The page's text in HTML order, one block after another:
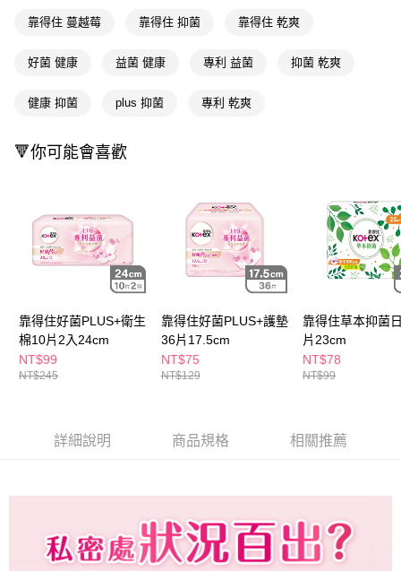
【「AFTEE先享後付」結帳流程】
結帳頁面，進行簡訊認證並確認金額後，即可完成結帳。
３．收到繳費通知簡訊後14天內，點擊此簡訊中的連結，可透過四大超商／
ATM／網路銀行／等多元方式進行付款，方視為交易完成。
購買商品的店家。未經商家同意取消之訂單仍視為有效，需透過AFTEE先享
後付繳納相關費用。
https://netprotections.freshdesk.com/support/home
【注意事項】
１．透過由恩沛科技股份有限公司提供之「AFTEE先享後付」服務完成之交
易，需依本服務之必要範圍內提供個人資料，並將交易相關給付款項請求債
權轉讓予恩沛科技股份有限公司。
https://aftee.tw/terms/#terms3
３．未成年的使用者請事先徵得法定代理人或監護人之同意方可使用
「AFTEE先享後付」，若未經同意申辦者引起之損失，本公司不負相關責
任。
５．嚴禁一人註冊多個帳號或使用他人資訊註冊。若發現惡意使用之情形，
恩沛科技股份有限公司將有權停止該用戶之使用額度並採取法律行動。
每筆NT$65，滿NT$390(含以上)免運費
付款後全家取貨
每筆NT$65，滿NT$490(含以上)免運費
每筆NT$65，滿NT$490(含以上)免運費
7-11取貨付款
每筆NT$65，滿NT$490(含以上)免運費
每筆NT$65，滿NT$490(含以上)免運費
宅配(本島)
每筆NT$100，滿NT$790(含以上)免運費
每筆NT$80，滿NT$290(含以上)免運費
靠得住 蔓越莓 靠得住 抑菌 靠得住 乾爽
好菌 健康 益菌 健康 專利 益菌 抑菌 乾爽
健康 抑菌 plus 抑菌 專利 乾爽
🔻你可能會喜歡
靠得住好菌PLUS+衛生
棉10片2入24cm
NT$99
NT$245
靠得住好菌PLUS+護墊
36片17.5cm
NT$75
NT$129
靠得住草本抑菌
片23cm
NT$78
NT$99
詳細說明 商品規格 相關推薦